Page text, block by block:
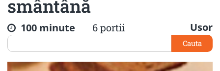
smântână
100 minute 6 portii Usor
Cauta